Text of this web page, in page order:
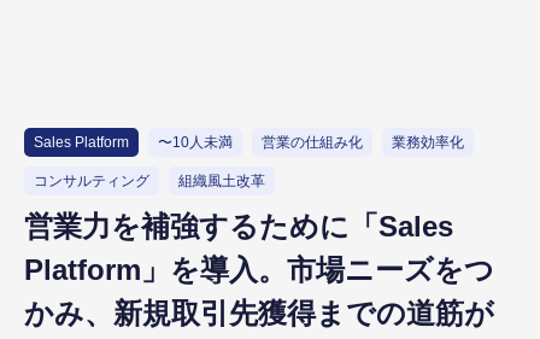
Sales Platform 〜10人未満 営業の仕組み化 業務効率化
コンサルティング 組織風土改革
営業力を補強するために「Sales
Platform」を導入。市場ニーズをつ
かみ、新規取引先獲得までの道筋が